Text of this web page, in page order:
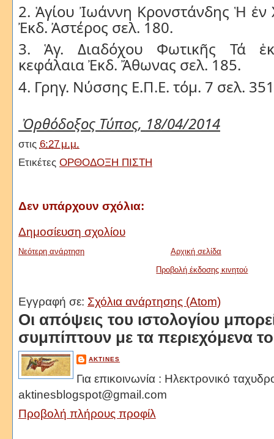
2. Ἁγίου Ἰωάννη Κρονστάνδης Ἡ
Ἐκδ. Ἀστέρος σελ. 180.
3. Ἁγ. Διαδόχου Φωτικῆς Τά
κεφάλαια Ἐκδ. Ἄθωνας σελ. 185.
4. Γρηγ. Νύσσης Ε.Π.Ε. τόμ. 7 σελ.
Ὀρθόδοξος Τύπος, 18/04/2014
στις 6:27 μ.μ.
Ετικέτες ΟΡΘΟΔΟΞΗ ΠΙΣΤΗ
Δεν υπάρχουν σχόλια:
Δημοσίευση σχολίου
Νεότερη ανάρτηση
Αρχική σελίδα
Προβολή έκδοσης κινητού
Εγγραφή σε: Σχόλια ανάρτησης (Atom)
Oι απόψεις του ιστολογίου
συμπίπτουν με τα περιεχόμενα
AKTINES
Για επικοινωνία : Ηλεκτρονικό
aktinesblogspot@gmail.com
Προβολή πλήρους προφίλ